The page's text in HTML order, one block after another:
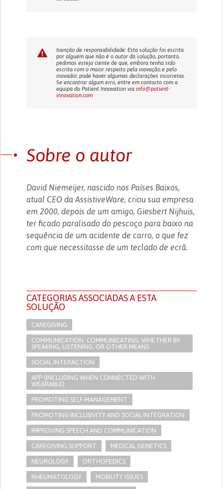
Isenção de responsabilidade: Esta solução foi escrita
por alguém que não é o autor da solução, portanto,
pedimos esteja ciente de que, embora tenha sido
escrita com o maior respeito pela inovação e pelo
inovador, pode haver algumas declarações incorretas.
Se encontrar algum erro, entre em contacto com a
equipa do Patient Innovation viainfo@patient-
innovation.com
Sobre o autor
David Niemeijer, nascido nos Países Baixos,
atual CEO da AssistiveWare, criou sua empresa
em 2000, depois de um amigo, Giesbert Nijhuis,
ter ficado paralisado do pescoço para baixo na
sequência de um acidente de carro, o que fez
com que necessitasse de um teclado de ecrã.
CATEGORIAS ASSOCIADAS A ESTA
SOLUÇÃO
CAREGIVING
COMMUNICATION: COMMUNICATING, WHETHER BY
SPEAKING, LISTENING, OR OTHER MEANS
SOCIAL INTERACTION
APP (INCLUDING WHEN CONNECTED WITH
WEARABLE)
PROMOTING SELF-MANAGEMENT
PROMOTING INCLUSIVITY AND SOCIAL INTEGRATION
IMPROVING SPEECH AND COMMUNICATION
CAREGIVING SUPPORT MEDICAL GENETICS
NEUROLOGY ORTHOPEDICS
RHEUMATOLOGY MOBILITY ISSUES